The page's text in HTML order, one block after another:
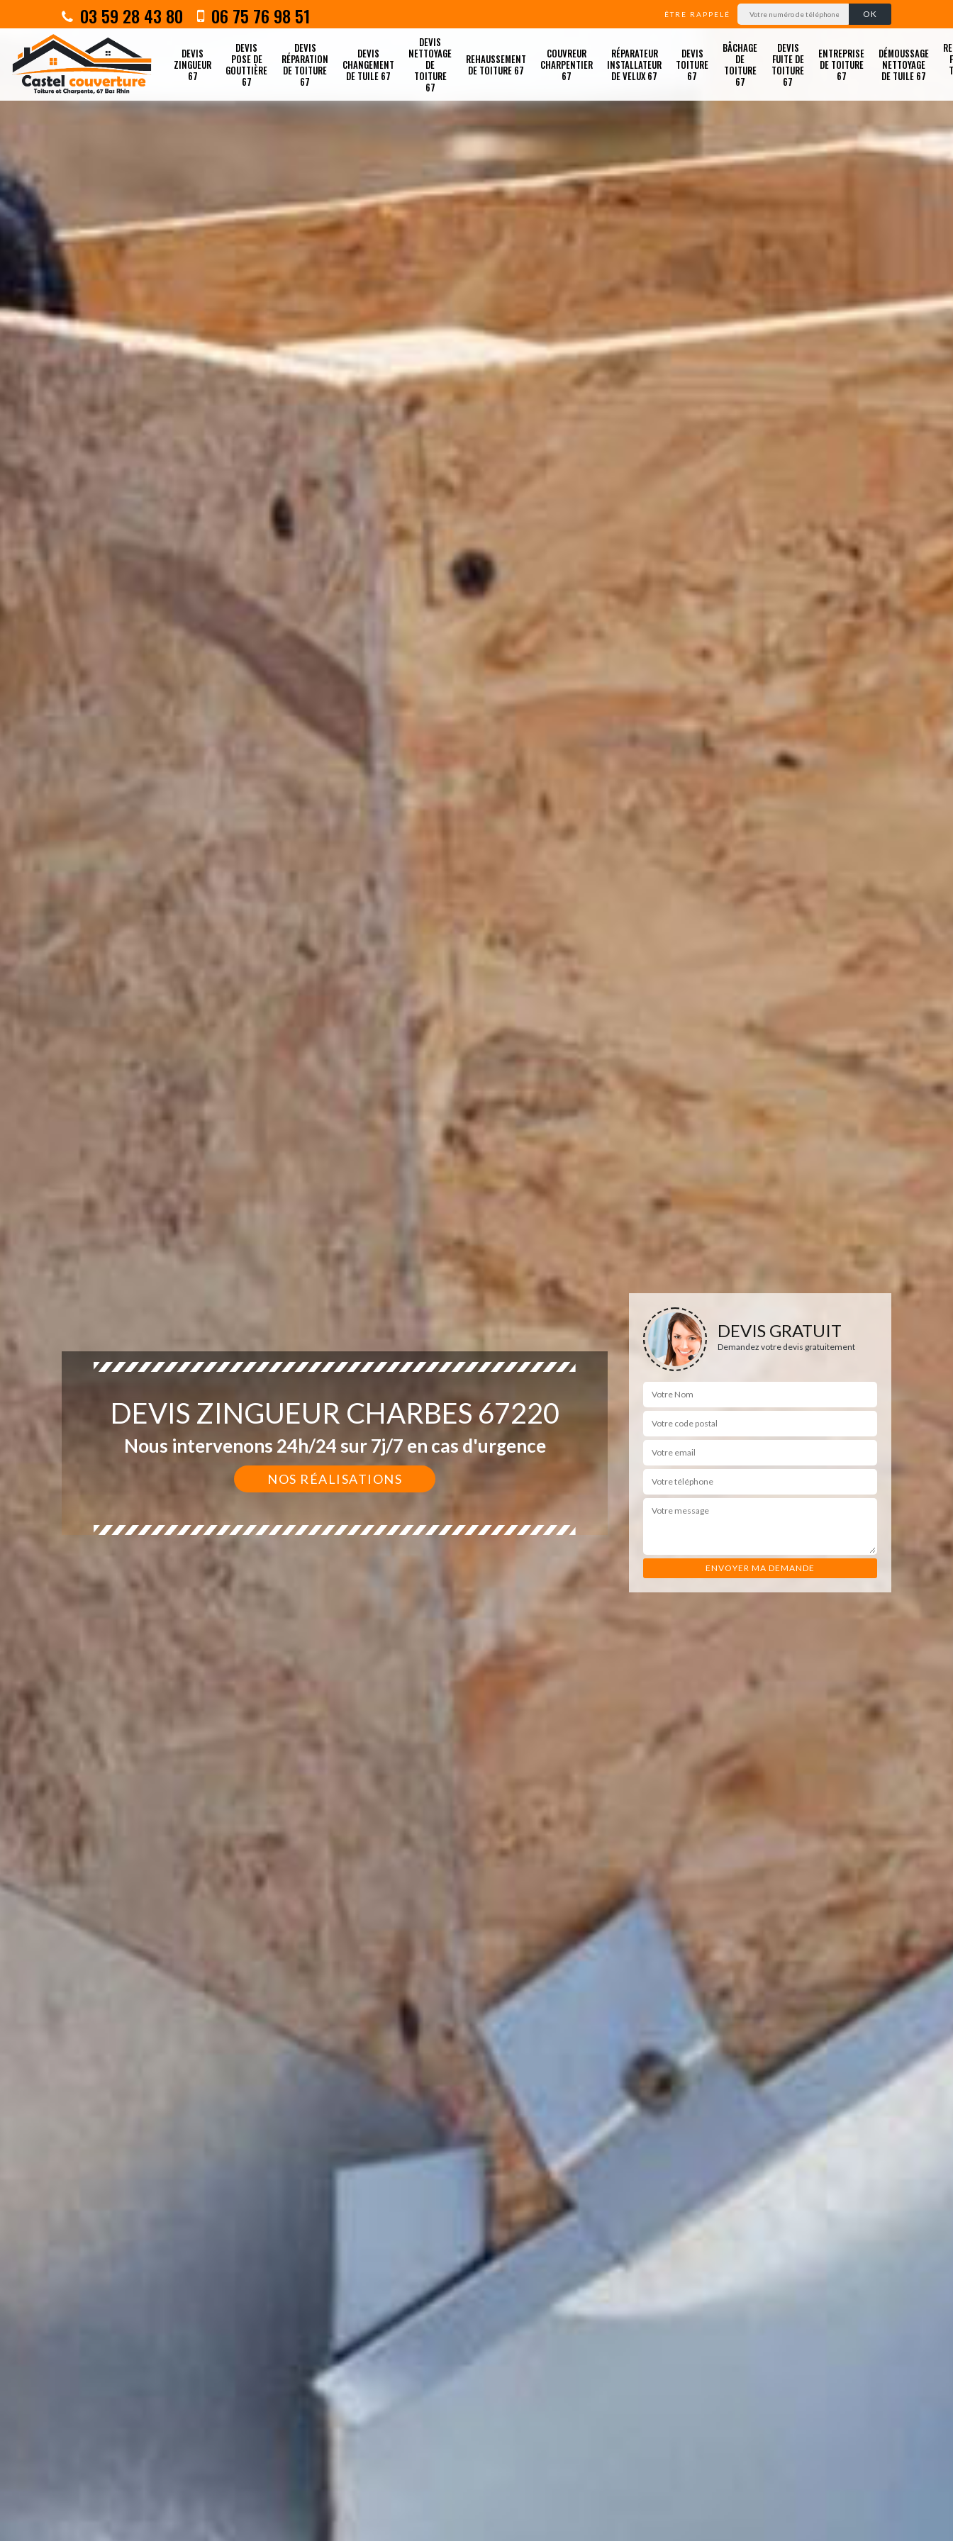
03 59 28 43 80 06 75 76 98 51 ÊTRE RAPPELÉ
DEVIS
ZINGUEUR
67
DEVIS
POSE DE
GOUTTIÈRE
67
DEVIS
RÉPARATION
DE TOITURE
67
DEVIS
CHANGEMENT
DE TUILE 67
DEVIS
NETTOYAGE
DE
TOITURE
67
REHAUSSEMENT
DE TOITURE 67
COUVREUR
CHARPENTIER
67
RÉPARATEUR
INSTALLATEUR
DE VELUX 67
DEVIS
TOITURE
67
BÂCHAGE
DE
TOITURE
67
DEVIS
FUITE DE
TOITURE
67
ENTREPRISE
DE TOITURE
67
DÉMOUSSAGE
NETTOYAGE
DE TUILE 67
DEVIS ZINGUEUR CHARBES 67220
Nous intervenons 24h/24 sur 7j/7 en cas d'urgence
NOS RÉALISATIONS
DEVIS GRATUIT
Demandez votre devis gratuitement